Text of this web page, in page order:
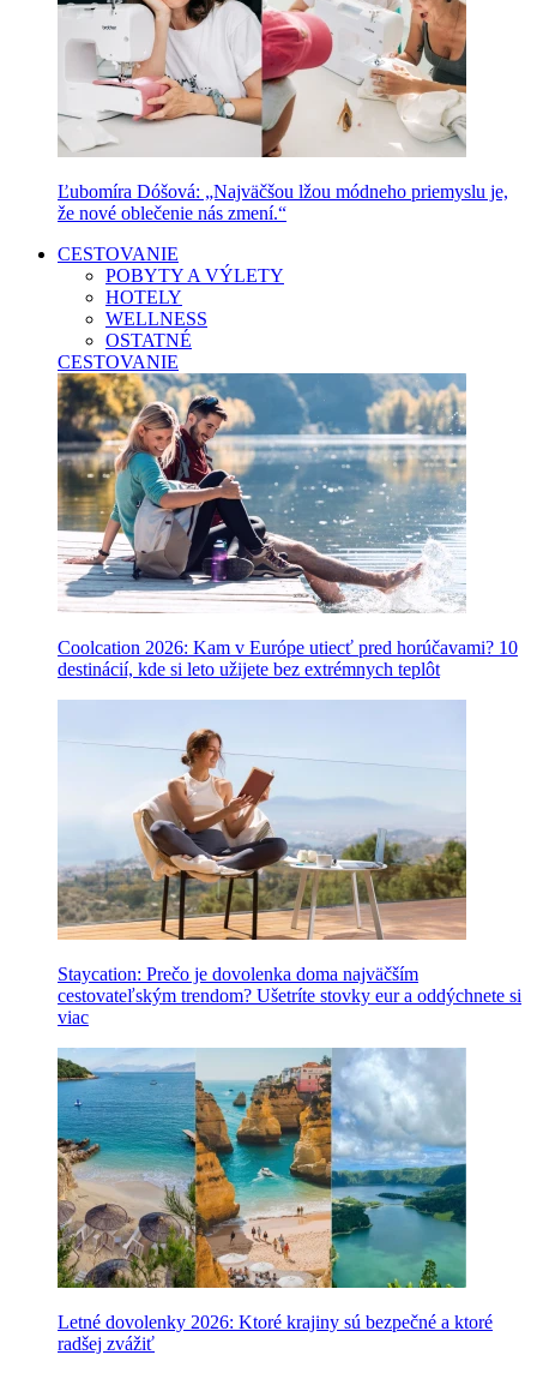
Ľubomíra Dóšová: „Najväčšou lžou módneho priemyslu je,
že nové oblečenie nás zmení.“
CESTOVANIE
POBYTY A VÝLETY
HOTELY
WELLNESS
OSTATNÉ
CESTOVANIE
Coolcation 2026: Kam v Európe utiecť pred horúčavami? 10
destinácií, kde si leto užijete bez extrémnych teplôt
Staycation: Prečo je dovolenka doma najväčším
cestovateľským trendom? Ušetríte stovky eur a oddýchnete si
viac
Letné dovolenky 2026: Ktoré krajiny sú bezpečné a ktoré
radšej zvážiť